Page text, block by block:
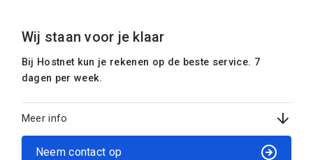
Wij staan voor je klaar
Bij Hostnet kun je rekenen op de beste service. 7
dagen per week.
Meer info
Neem contact op